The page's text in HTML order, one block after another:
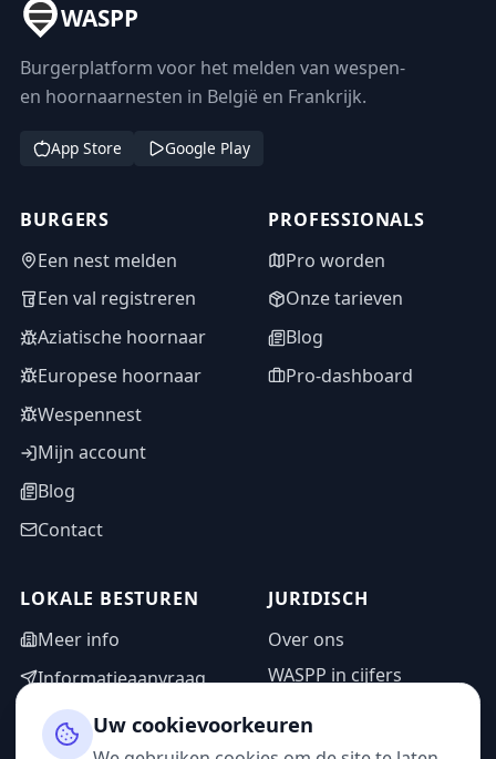
WASPP
Burgerplatform voor het melden van wespen-
en hoornaarnesten in België en Frankrijk.
App Store Google Play
BURGERS
Een nest melden
Een val registreren
Aziatische hoornaar
Europese hoornaar
Wespennest
Mijn account
Blog
Contact
PROFESSIONALS
Pro worden
Onze tarieven
Blog
Pro-dashboard
LOKALE BESTUREN
Meer info
Informatieaanvraag
Adminzone
JURIDISCH
Over ons
WASPP in cijfers
Privacybeleid
Uw cookievoorkeuren